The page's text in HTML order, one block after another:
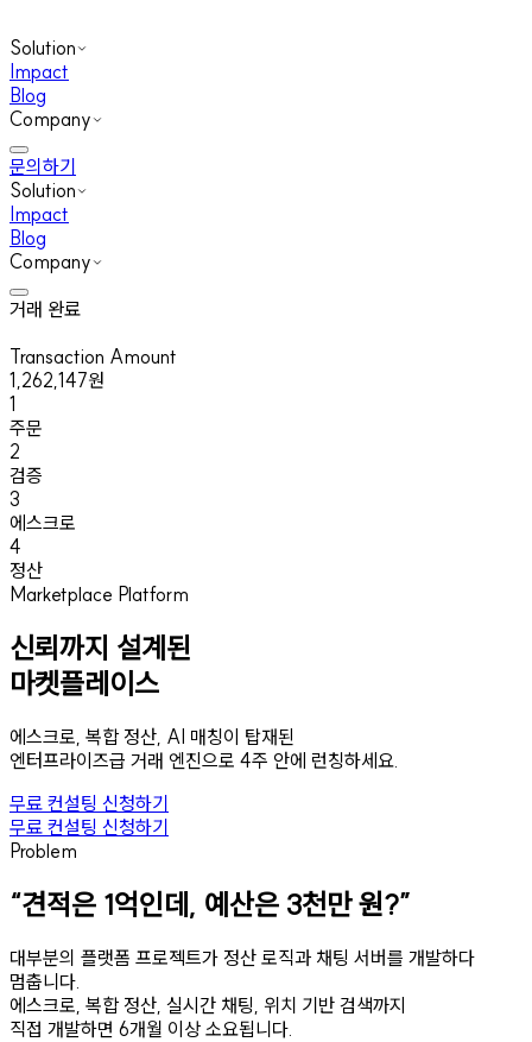
Solution
Impact
Blog
Company
문의하기
Solution
Impact
Blog
Company
처리 중...
Transaction Amount
311,968원
1
주문
2
검증
3
에스크로
4
정산
Marketplace Platform
신뢰까지 설계된
마켓플레이스
에스크로, 복합 정산, AI 매칭이 탑재된
엔터프라이즈급 거래 엔진으로 4주 안에 런칭하세요.
무료 컨설팅 신청하기
무료 컨설팅 신청하기
Problem
“견적은 1억인데, 예산은 3천만 원?”
대부분의 플랫폼 프로젝트가 정산 로직과 채팅 서버를 개발하다
멈춥니다.
에스크로, 복합 정산, 실시간 채팅, 위치 기반 검색까지
직접 개발하면 6개월 이상 소요됩니다.